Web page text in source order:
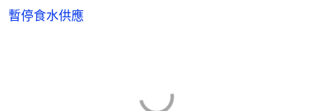
暫停食水供應